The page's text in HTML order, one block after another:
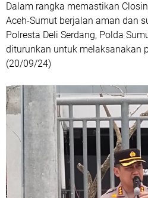
Dalam rangka memastikan
Aceh-Sumut berjalan aman dan
Polresta Deli Serdang, Polda
diturunkan untuk melaksanakan
(20/09/24)